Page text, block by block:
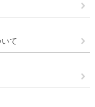
て